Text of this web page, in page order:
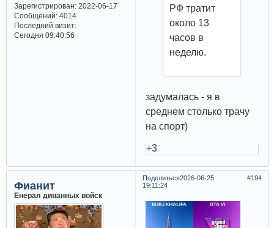
Зарегистрирован: 2022-06-17
Сообщений:4014
Последний визит:
Сегодня 09:40:56
РФ тратит
около 13
часов в
неделю.
задумалась - я в
среднем столько трачу
на спорт)
+3
Поделиться 194
2026-06-25
19:11:24
Фианит
Енерал диванных войск